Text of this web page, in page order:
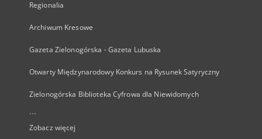
Regionalia
Archiwum Kresowe
Gazeta Zielonogórska - Gazeta Lubuska
Otwarty Międzynarodowy Konkurs na Rysunek Satyryczny
Zielonogórska Biblioteka Cyfrowa dla Niewidomych
...
Zobacz więcej